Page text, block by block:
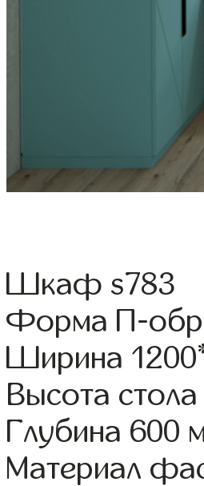
Шкаф s783
Форма П-
Ширина
Высота
Глубина 600
Материал